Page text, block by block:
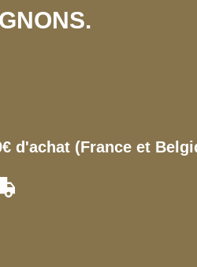
d'achat (France et